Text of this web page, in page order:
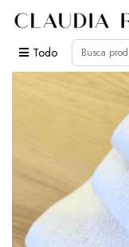
Todo